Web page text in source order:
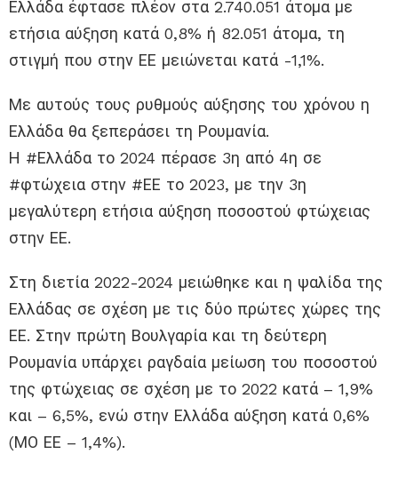
Ελλάδα έφτασε πλέον στα 2.740.051 άτομα με
ετήσια αύξηση κατά 0,8% ή 82.051 άτομα, τη
στιγμή που στην ΕΕ μειώνεται κατά -1,1%.
Με αυτούς τους ρυθμούς αύξησης του χρόνου η
Ελλάδα θα ξεπεράσει τη Ρουμανία.
Η #Ελλάδα το 2024 πέρασε 3η από 4η σε
#φτώχεια στην #ΕΕ το 2023, με την 3η
μεγαλύτερη ετήσια αύξηση ποσοστού φτώχειας
στην ΕΕ.
Στη διετία 2022-2024 μειώθηκε και η ψαλίδα της
Ελλάδας σε σχέση με τις δύο πρώτες χώρες της
ΕΕ. Στην πρώτη Βουλγαρία και τη δεύτερη
Ρουμανία υπάρχει ραγδαία μείωση του ποσοστού
της φτώχειας σε σχέση με το 2022 κατά – 1,9%
και – 6,5%, ενώ στην Ελλάδα αύξηση κατά 0,6%
(ΜΟ ΕΕ – 1,4%).